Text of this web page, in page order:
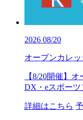
2026 08/20
オープンカレッ
【8/20開催】
DX・eスポーツ
詳細はこちら